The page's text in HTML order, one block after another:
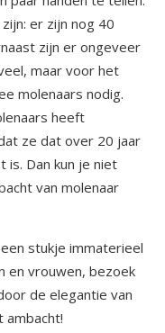
er zijn nog 40
zijn er ongeveer
maar voor het
molenaars nodig.
heeft
ze dat over 20 jaar
Dan kun je niet
van molenaar
stukje immaterieel
en vrouwen, bezoek
de elegantie van
ambacht!